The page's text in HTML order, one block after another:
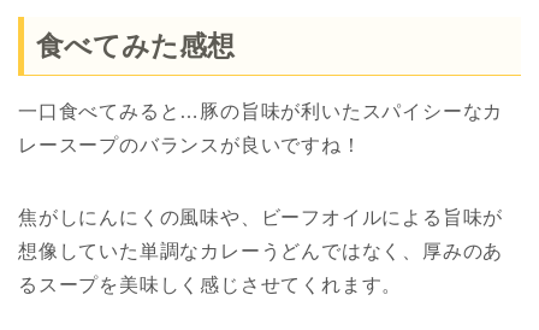
食べてみた感想
一口食べてみると…豚の旨味が利いたスパイシーなカ
レースープのバランスが良いですね！
焦がしにんにくの風味や、ビーフオイルによる旨味が
想像していた単調なカレーうどんではなく、厚みのあ
るスープを美味しく感じさせてくれます。